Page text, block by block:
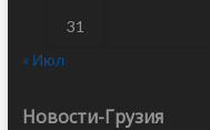
31
« Июл
Новости-Грузия